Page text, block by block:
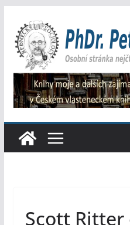
obsah
Scott